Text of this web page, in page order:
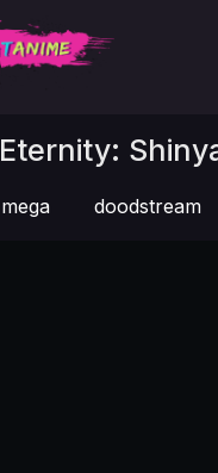
Eternity:
mega doodstream